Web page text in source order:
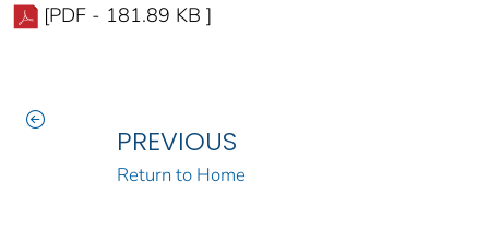
[PDF - 181.89 KB ]
PREVIOUS
Return to Home